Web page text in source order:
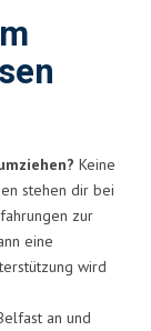
Keine
stehen dir bei
zur
eine
wird
an und